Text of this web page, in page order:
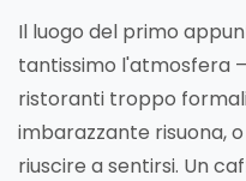
Il luogo del primo
tantissimo l'atmosfera
ristoranti troppo
imbarazzante risuona,
riuscire a sentirsi. Un